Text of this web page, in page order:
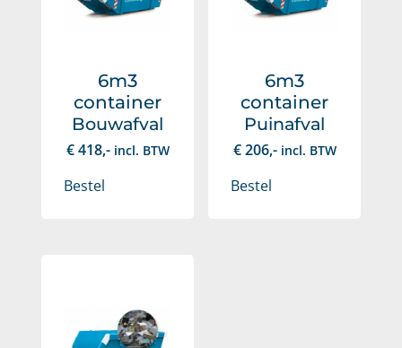
6m3
container
Bouwafval
€418,- incl. BTW
Bestel
6m3
container
Puinafval
€206,- incl. BTW
Bestel